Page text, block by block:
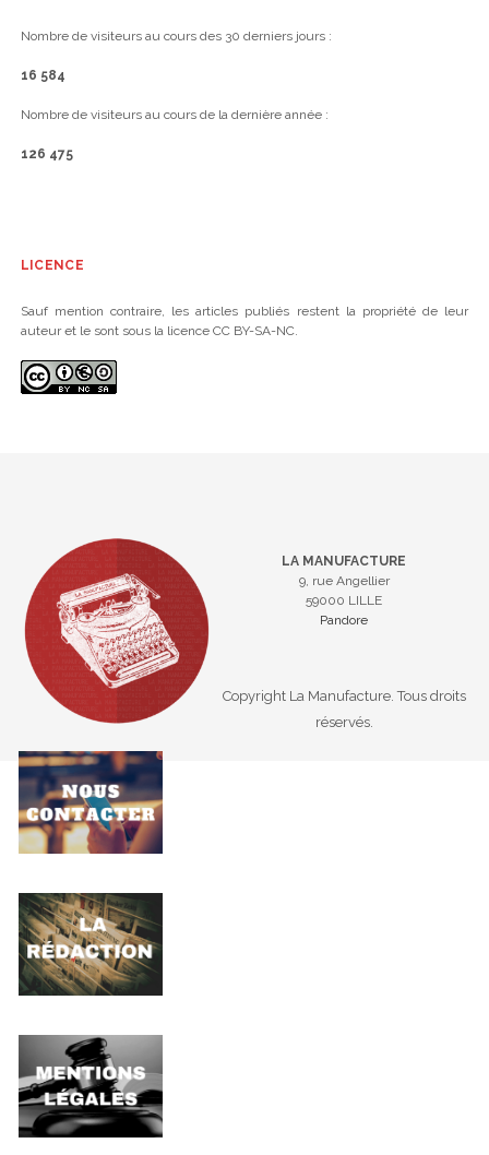
Nombre de visiteurs au cours des 30 derniers jours :
16 584
Nombre de visiteurs au cours de la dernière année :
126 475
LICENCE
Sauf mention contraire, les articles publiés restent la propriété de leur
auteur et le sont sous la licence CC BY-SA-NC.
LA MANUFACTURE
9, rue Angellier
59000 LILLE
Pandore
Copyright La Manufacture. Tous droits
réservés.